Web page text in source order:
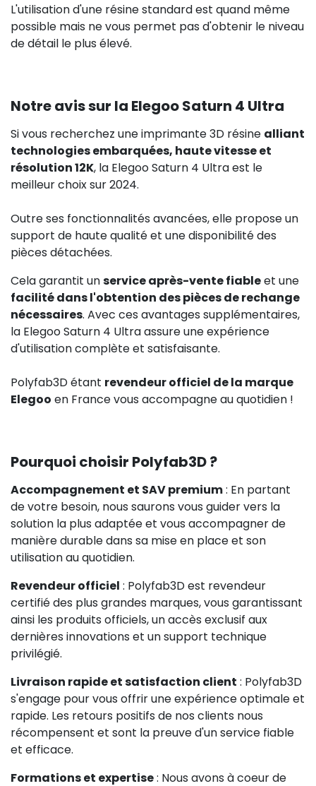
L'utilisation d'une résine standard est quand même
possible mais ne vous permet pas d'obtenir le niveau
de détail le plus élevé.
Notre avis sur la Elegoo Saturn 4 Ultra
Si vous recherchez une imprimante 3D résine alliant
technologies embarquées, haute vitesse et
résolution 12K, la Elegoo Saturn 4 Ultra est le
meilleur choix sur 2024.
Outre ses fonctionnalités avancées, elle propose un
support de haute qualité et une disponibilité des
pièces détachées.
Cela garantit unservice après-vente fiableet une
facilité dans l'obtention des pièces de rechange
nécessaires. Avec ces avantages supplémentaires,
la Elegoo Saturn 4 Ultra assure une expérience
d'utilisation complète et satisfaisante.
Polyfab3D étant revendeur officiel de la marque
Elegoo en France vous accompagne au quotidien !
Pourquoi choisir Polyfab3D ?
Accompagnement et SAV premium: En partant
de votre besoin, nous saurons vous guider vers la
solution la plus adaptée et vous accompagner de
manière durable dans sa mise en place et son
utilisation au quotidien.
Revendeur officiel : Polyfab3D est revendeur
certifié des plus grandes marques, vous garantissant
ainsi les produits officiels, un accès exclusif aux
dernières innovations et un support technique
privilégié.
Livraison rapide et satisfaction client : Polyfab3D
s'engage pour vous offrir une expérience optimale et
rapide. Les retours positifs de nos clients nous
récompensent et sont la preuve d'un service fiable
et efficace.
Formations et expertise: Nous avons à coeur de